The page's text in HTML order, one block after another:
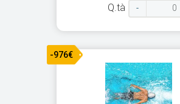
Q.tà -
-976€